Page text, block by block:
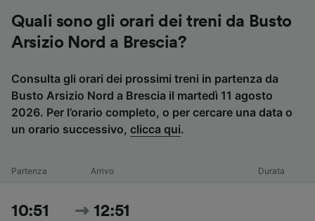
Quali sono gli orari dei treni da Busto
Arsizio Nord a Brescia?
Consulta gli orari dei prossimi treni in partenza da
Busto Arsizio Nord a Brescia il martedì 11 agosto
2026. Per l’orario completo, o per cercare una data o
un orario successivo, clicca qui.
Partenza Arrivo Durata
10:51 12:51